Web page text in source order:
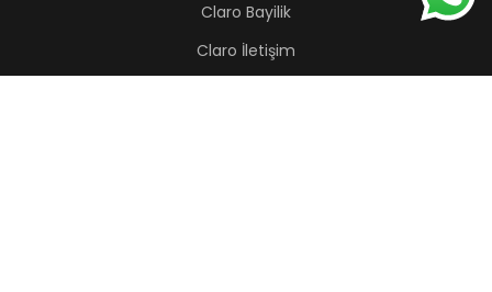
Claro Bayilik
Claro İletişim